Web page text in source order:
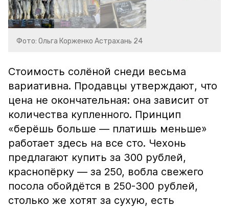
Фото: Ольга Корженко Астрахань 24
Стоимость солёной снеди весьма
вариативна. Продавцы утверждают, что
цена не окончательная: она зависит от
количества купленного. Принцип
«берёшь больше — платишь меньше»
работает здесь на все сто. Чехонь
предлагают купить за 300 рублей,
краснопёрку — за 250, вобла свежего
посола обойдётся в 250-300 рублей,
столько же хотят за сухую, есть